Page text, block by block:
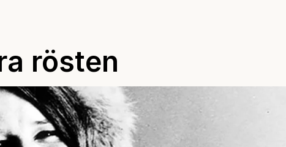
rösten